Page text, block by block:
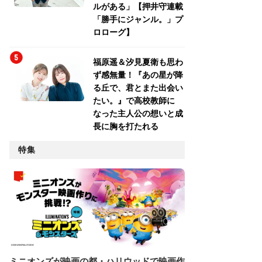
ルがある」【押井守連載
「勝手にジャンル。」プ
ロローグ】
福原遥＆汐見夏衛も思わ
ず感無量！『あの星が降
る丘で、君とまた出会い
たい。』で高校教師に
なった主人公の想いと成
長に胸を打たれる
特集